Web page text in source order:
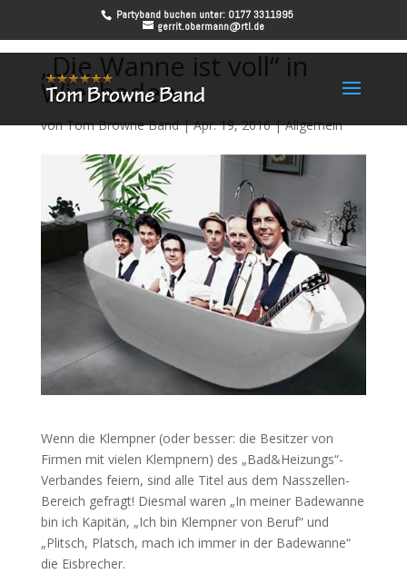
Partyband buchen unter: 0177 3311995
gerrit.obermann@rtl.de
„Die Wanne ist voll“ in
Wiesbaden
vonTom Browne Band|Apr. 19, 2016|Allgemein
Wenn die Klempner (oder besser: die Besitzer von
Firmen mit vielen Klempnern) des „Bad&Heizungs“-
Verbandes feiern, sind alle Titel aus dem Nasszellen-
Bereich gefragt! Diesmal waren „In meiner Badewanne
bin ich Kapitän, „Ich bin Klempner von Beruf“ und
„Plitsch, Platsch, mach ich immer in der Badewanne“
die Eisbrecher.